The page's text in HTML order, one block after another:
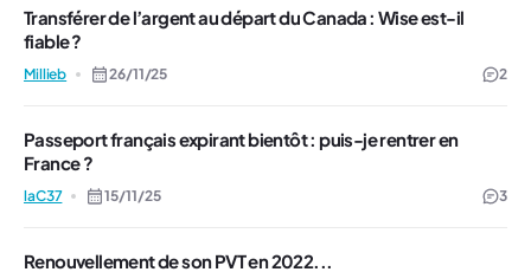
Transférer de l’argent au départ du Canada : Wise est-il
fiable ?
Millieb 26/11/25 2
Passeport français expirant bientôt : puis-je rentrer en
France ?
laC37 15/11/25 3
Renouvellement de son PVT en 2022...